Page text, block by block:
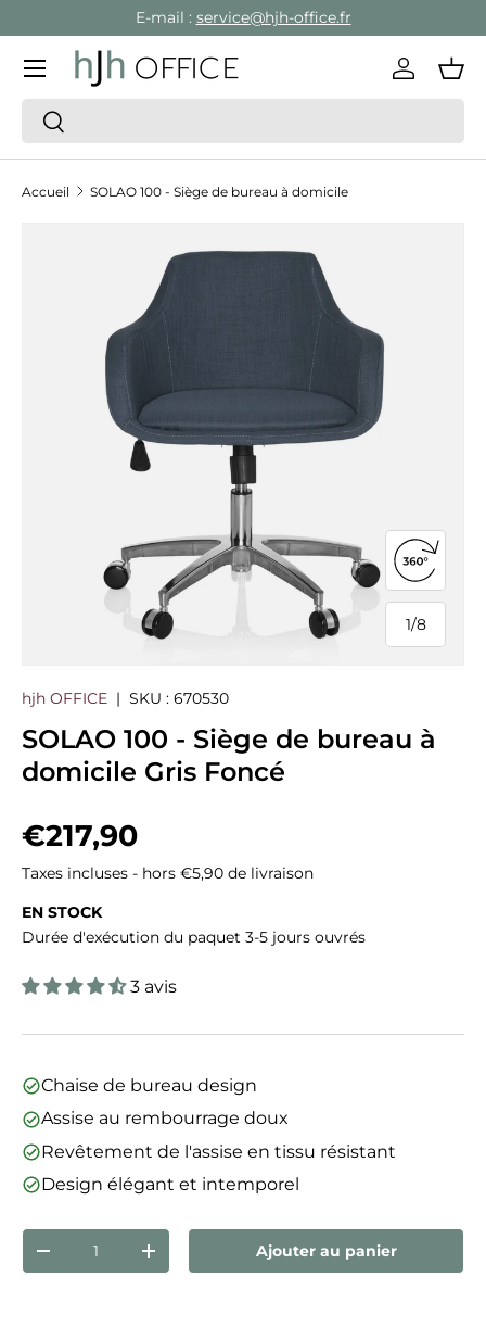
Aller au contenu
E-mail : service@hjh-office.fr
Recherche
Rechercher
Se
Menu
Accueil SOLAO 100 - Siège de bureau à domicile
Passer aux informations produits
1/
de
8
Ouvrir la
hjh OFFICE | SKU : 670530
SOLAO 100 - Siège de bureau à
domicile Gris Foncé
Prix habituel
€217,90
Taxes incluses - hors €5,90 de livraison
EN STOCK
Durée d'exécution du paquet 3-5 jours ouvrés
3 avis
Chaise de bureau design
Assise au rembourrage doux
Revêtement de l'assise en tissu résistant
Design élégant et intemporel
Qté
Diminuer la quantitéAugmenter la quantité
Ajouter au panier